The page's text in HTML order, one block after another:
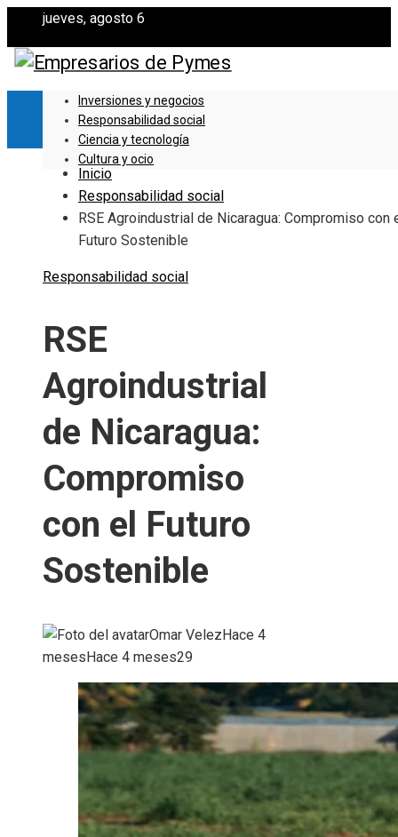
jueves, agosto 6
Inversiones y negocios
Responsabilidad social
Ciencia y tecnología
Cultura y ocio
Inicio
Responsabilidad social
RSE Agroindustrial de Nicaragua: Compromiso con
Futuro Sostenible
Responsabilidad social
RSE
Agroindustrial
de Nicaragua:
Compromiso
con el Futuro
Sostenible
Omar Velez Hace 4
meses Hace 4 meses29